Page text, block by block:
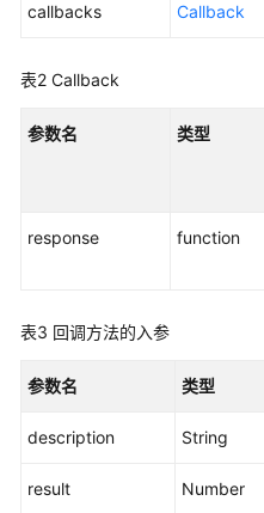
接
——
频
用
接
——
callbacks Callback
表2 Callback
参数名 类型
response function
表3 回调方法的入参
参数名 类型
description String
result Number